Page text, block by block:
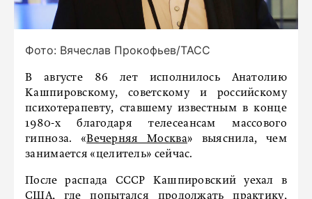
Фото: Вячеслав Прокофьев/ТАСС
В августе 86 лет исполнилось Анатолию
Кашпировскому, советскому и российскому
психотерапевту, ставшему известным в конце
1980-х благодаря телесеансам массового
гипноза. «Вечерняя Москва» выяснила, чем
занимается «целитель» сейчас.
После распада СССР Кашпировский уехал в
США, где попытался продолжать практику,